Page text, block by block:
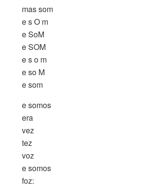
mas som
e s O m
e SoM
e SOM
e s o m
e so M
e som
e somos
era
vez
tez
voz
e somos
foz: